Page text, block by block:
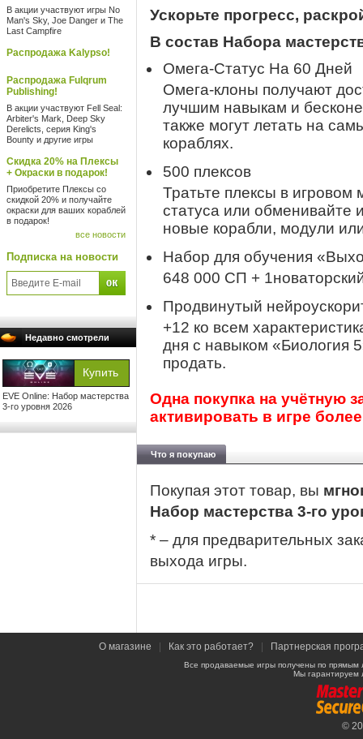
В акции участвуют игры No
Man's Sky, Joe Danger и The
Last Campfire
Распродажа Kalypso!
Распродажа Fulqrum
Publishing!
В акции участвуют Fell Seal:
Arbiter's Mark, Deep Sky
Derelicts, серия King's
Bounty и другие игры
Скидка 20% на Плексы
+ Окраски в подарок!
Приобретите Плексы со
скидкой 20% и получайте
окраски для ваших кораблей
в подарок!
все новости
Подписка на новости
Недавно смотрели
EVE Online: Набор мастерства
3-го уровня 2026
Ускорьте прогресс,
В состав Набора
Омега-Статус На 60 Дней
Омега-клоны получают
лучшим навыкам и
также могут летать на
кораблях.
500 плексов
Тратьте плексы в игровом
статуса или обменивайте
новые корабли, модули
Набор для обучения
648 000 СП +
Продвинутый
+12 ко всем
дня с навыком «Биология
продать.
Одна покупка на учётную
активировать в игре
Что я покупаю
Покупая этот товар, вы
Набор мастерства 3-го
* – для предварительных
выхода игры.
О магазине Как это работает? Партнерская
Все продаваемые игры получены по
Мы гарантируем
©